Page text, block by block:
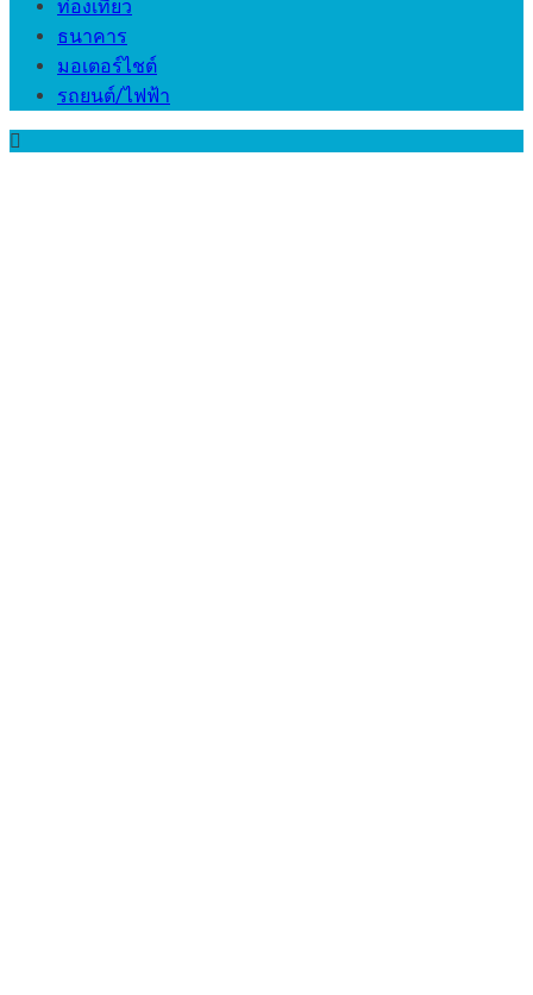
ท่องเที่ยว
ธนาคาร
มอเตอร์ไชต์
รถยนต์/ไฟฟ้า